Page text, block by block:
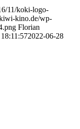
11/koki-logo-
kino.de/wp-
Florian
2022-06-28